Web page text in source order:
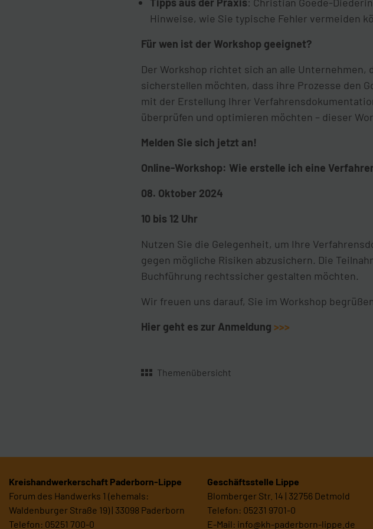
Hinweise, wie Sie typische Fehler vermeiden
Für wen ist der Workshop geeignet?
Der Workshop richtet sich an alle
sicherstellen möchten, dass ihre Prozesse den
mit der Erstellung Ihrer
überprüfen und optimieren möchten – dieser
Melden Sie sich jetzt an!
Online-Workshop: Wie erstelle ich eine
08. Oktober 2024
10 bis 12 Uhr
Nutzen Sie die Gelegenheit, um Ihre
gegen mögliche Risiken abzusichern. Die
Buchführung rechtssicher gestalten möchten.
Wir freuen uns darauf, Sie im Workshop
Hier geht es zur Anmeldung >>>
Themenübersicht
Kreishandwerkerschaft Paderborn-Lippe
Forum des Handwerks 1 (ehemals:
Waldenburger Straße 19) | 33098 Paderborn
Telefon: 05251 700-0
Geschäftsstelle Lippe
Blomberger Str. 14 | 32756 Detmold
Telefon: 05231 9701-0
E-Mail: info@kh-paderborn-lippe.de